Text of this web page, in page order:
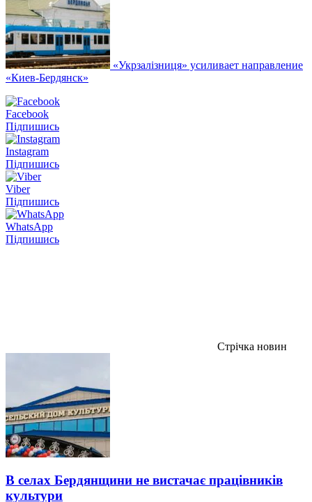
«Укрзалізниця» усиливает направление
«Киев-Бердянск»
Facebook
Підпишись
Instagram
Підпишись
Viber
Підпишись
WhatsApp
Підпишись
Стрічка новин
В селах Бердянщини не вистачає працівників
культури